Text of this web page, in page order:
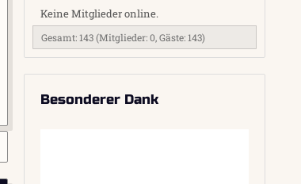
Keine Mitglieder online.
Gesamt: 143 (Mitglieder: 0, Gäste: 143)
Besonderer Dank